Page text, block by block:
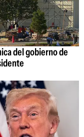
del gobierno de